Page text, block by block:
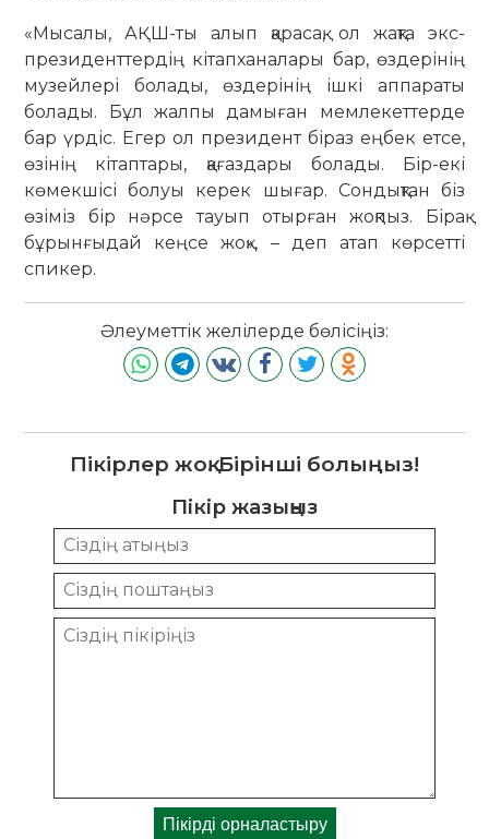
«Мысалы, АҚШ-ты алып қарасақ, ол жақта экс-
президенттердің кітапханалары бар, өздерінің
музейлері болады, өздерінің ішкі аппараты
болады. Бұл жалпы дамыған мемлекеттерде
бар үрдіс. Егер ол президент біраз еңбек етсе,
өзінің кітаптары, қағаздары болады. Бір-екі
көмекшісі болуы керек шығар. Сондықтан біз
өзіміз бір нәрсе тауып отырған жоқпыз. Бірақ
бұрынғыдай кеңсе жоқ», – деп атап көрсетті
спикер.
Әлеуметтік желілерде бөлісіңіз:
Пікірлер жоқ. Бірінші болыңыз!
Пікір жазыңыз